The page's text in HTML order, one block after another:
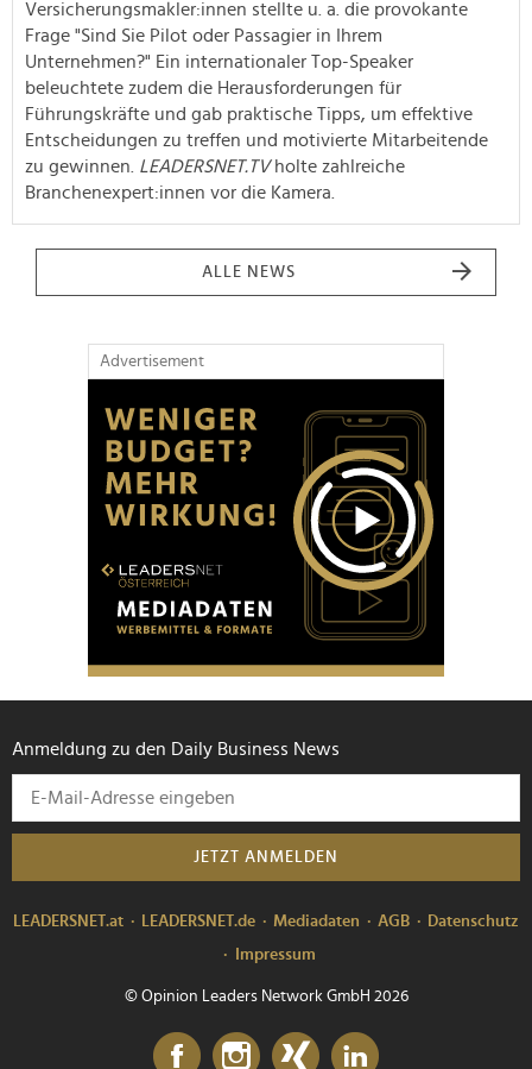
Versicherungsmakler:innen stellte u. a. die provokante
Frage "Sind Sie Pilot oder Passagier in Ihrem
Unternehmen?" Ein internationaler Top-Speaker
beleuchtete zudem die Herausforderungen für
Führungskräfte und gab praktische Tipps, um effektive
Entscheidungen zu treffen und motivierte Mitarbeitende
zu gewinnen. LEADERSNET.TVholte zahlreiche
Branchenexpert:innen vor die Kamera.
ALLE NEWS
Advertisement
Anmeldung zu den Daily Business News
JETZT ANMELDEN
LEADERSNET.at LEADERSNET.de Mediadaten AGB
Datenschutz
Impressum
© Opinion Leaders Network GmbH 2026